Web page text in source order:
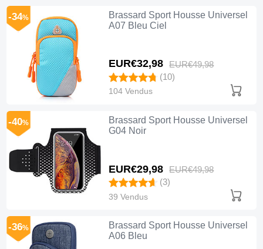
Brassard Sport Housse Universel
A07 Bleu Ciel
EUR€32,98 EUR€49,98
-34%
(10)
104 Vendus
Brassard Sport Housse Universel
G04 Noir
EUR€29,98 EUR€49,98
-40%
(3)
39 Vendus
Brassard Sport Housse Universel
A06 Bleu
-36%